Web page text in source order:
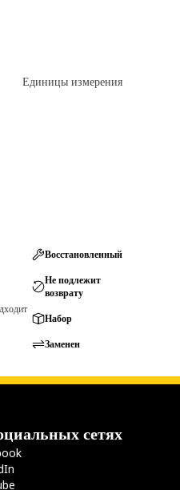
Единицы измерения
Восстановленный
Не подлежит
возврату
Набор
Заменен
сетях